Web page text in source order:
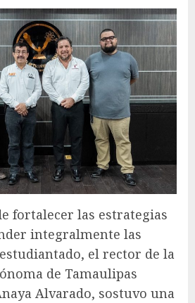
fortalecer las estrategias
integralmente las
el rector de la
de Tamaulipas
Alvarado, sostuvo una